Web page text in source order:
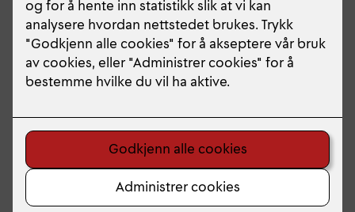
nettopp deres politikk var den beste å stemme på,
mens Senterpartiet, KrF og Liberalistene glimret
med sitt fravær (de skulle egentlig ha vært der).
Statsviter og lærer i historie og samfunnskunnskap